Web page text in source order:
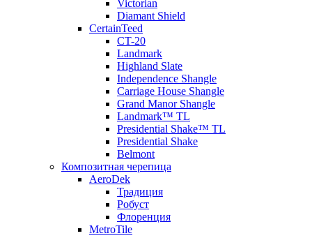
Victorian
Diamant Shield
CertainTeed
CT-20
Landmark
Highland Slate
Independence Shangle
Carriage House Shangle
Grand Manor Shangle
Landmark™ TL
Presidential Shake™ TL
Presidential Shake
Belmont
Композитная черепица
AeroDek
Традиция
Робуст
Флоренция
MetroTile